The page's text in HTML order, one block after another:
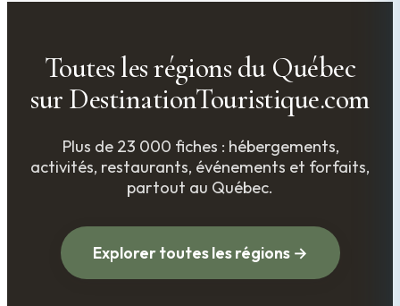
Toutes les régions du Québec
sur DestinationTouristique.com
Plus de 23 000 fiches : hébergements,
activités, restaurants, événements et forfaits,
partout au Québec.
Explorer toutes les régions →